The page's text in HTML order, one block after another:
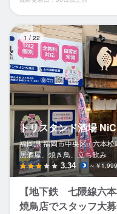
1 / 22
トリスタンド酒場
福岡県 福岡市中央区 / 六本松
居酒屋、焼き鳥、立ち飲み
3.34 ～￥1,999
【地下鉄 七隈線六
焼鳥店でスタッフ大